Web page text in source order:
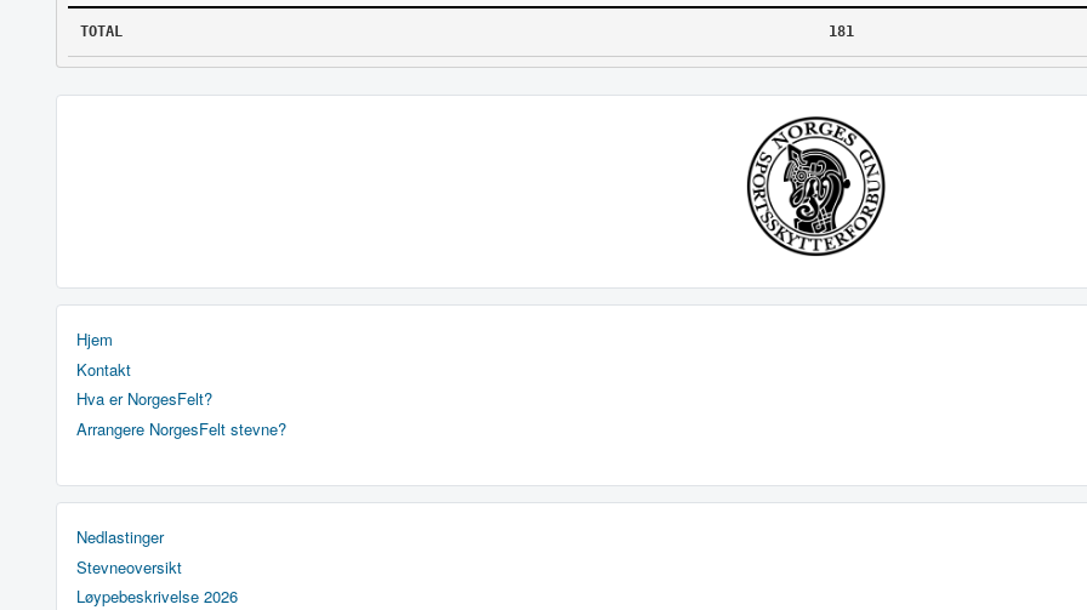
TOTAL 181
Hjem
Kontakt
Hva er NorgesFelt?
Arrangere NorgesFelt stevne?
Nedlastinger
Stevneoversikt
Løypebeskrivelse 2026